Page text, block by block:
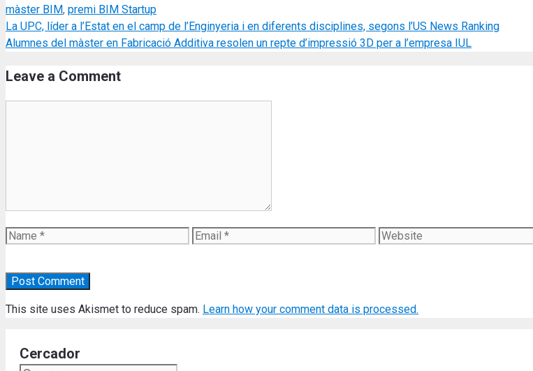
màster BIM, premi BIM Startup
La UPC, líder a l’Estat en el camp de l’Enginyeria i en diferents disciplines, segons l’US News Ranking
Alumnes del màster en Fabricació Additiva resolen un repte d’impressió 3D per a l’empresa IUL
Leave a Comment
Name Email Website
This site uses Akismet to reduce spam. Learn how your comment data is processed.
Cercador